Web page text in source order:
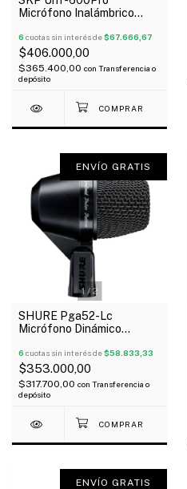
Micrófono Inalámbrico
6 cuotas sin interés de$67.666,67
$406.000,00
$365.400,00 con Transferencia o
depósito
1/ 2
ENVÍO GRATIS
SHURE Pga52-Lc
Micrófono Dinámico
Montaje Giratorio
6 cuotas sin interés de$58.833,33
$353.000,00
$317.700,00 con Transferencia o
depósito
ENVÍO GRATIS